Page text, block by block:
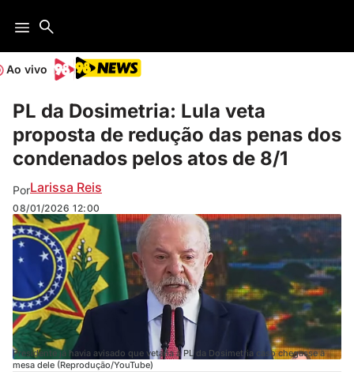
Ao vivo
PL da Dosimetria: Lula veta
proposta de redução das penas dos
condenados pelos atos de 8/1
PorLarissa Reis
08/01/2026 12:00
Presidente já havia avisado que vetaria a PL da Dosimetria caso chegasse à
mesa dele (Reprodução/YouTube)